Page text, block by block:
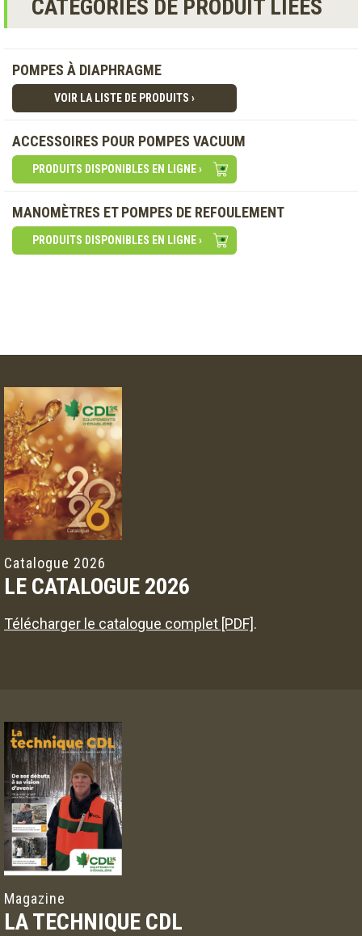
CATÉGORIES DE PRODUIT LIÉES
POMPES À DIAPHRAGME
VOIR LA LISTE DE PRODUITS ›
ACCESSOIRES POUR POMPES VACUUM
PRODUITS DISPONIBLES EN LIGNE ›
MANOMÈTRES ET POMPES DE REFOULEMENT
PRODUITS DISPONIBLES EN LIGNE ›
Catalogue 2026
LE CATALOGUE 2026
Télécharger le catalogue complet [PDF].
Magazine
LA TECHNIQUE CDL